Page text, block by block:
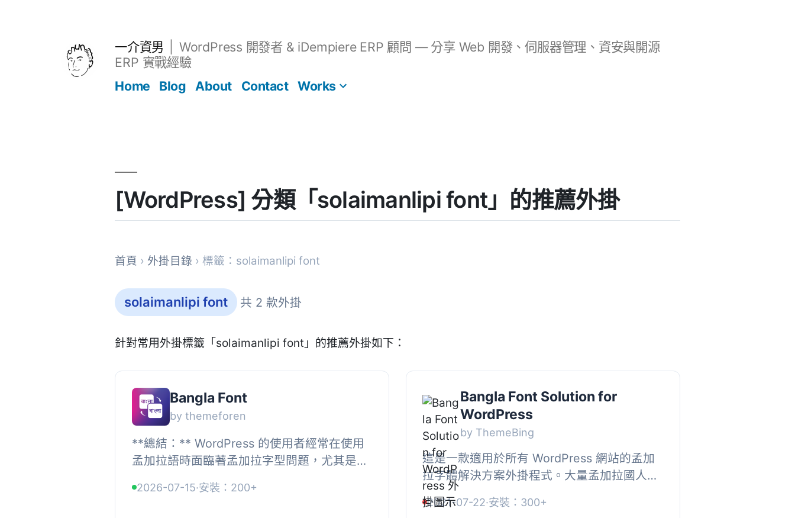
一介資男
WordPress 開發者 & iDempiere ERP 顧問 — 分享 Web 開發、伺服器管理、資安與開源
ERP 實戰經驗
Home
Blog About Contact Works
[WordPress] 分類「solaimanlipi font」的推薦外掛
首頁 › 外掛目錄 › 標籤：solaimanlipi font
solaimanlipi font 共 2 款外掛
針對常用外掛標籤「solaimanlipi font」的推薦外掛如下：
Bangla Font
by themeforen
**總結：** WordPress 的使用者經常在使用
孟加拉語時面臨著孟加拉字型問題，尤其是孟
似外掛存在問題後，我們進一步...
2026-07-15·安裝：200+
Bangla Font Solution for
WordPress
by ThemeBing
這是一款適用於所有 WordPress 網站的孟加
拉字體解決方案外掛程式。大量孟加拉國人在
其網站上面臨孟加拉字體問題，並且在網上找
不到易於解決問題的方法，從而...
2021-07-22·安裝：300+